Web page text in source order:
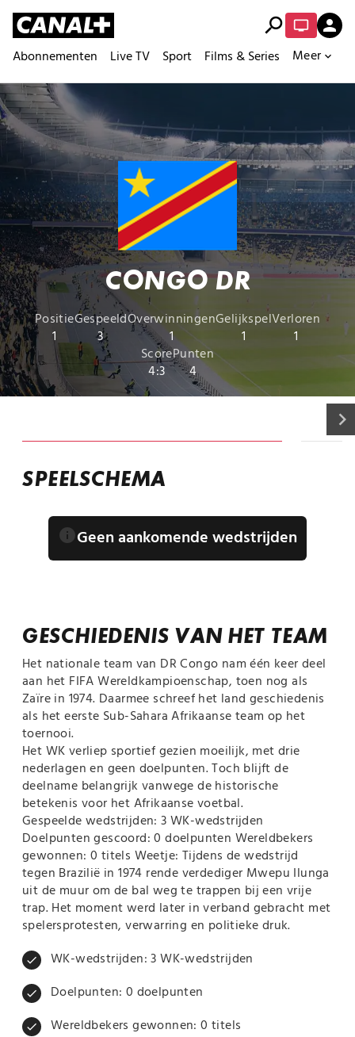
Abonnementen Live TV Sport Films & Series Meer expand_more
search person
CONGO DR
Positie
1
Gespeeld
3
Overwinningen
1
Gelijkspel
1
Verloren
1
Score
4:3
Punten
4
keyboard_arrow_right
SPEELSCHEMA
infoGeen aankomende wedstrijden
GESCHIEDENIS VAN HET TEAM
Het nationale team van DR Congo nam één keer deel
aan het FIFA Wereldkampioenschap, toen nog als
Zaïre in 1974. Daarmee schreef het land geschiedenis
als het eerste Sub-Sahara Afrikaanse team op het
toernooi.
Het WK verliep sportief gezien moeilijk, met drie
nederlagen en geen doelpunten. Toch blijft de
deelname belangrijk vanwege de historische
betekenis voor het Afrikaanse voetbal.
Gespeelde wedstrijden: 3 WK-wedstrijden
Doelpunten gescoord: 0 doelpunten Wereldbekers
gewonnen: 0 titels Weetje: Tijdens de wedstrijd
tegen Brazilië in 1974 rende verdediger Mwepu Ilunga
uit de muur om de bal weg te trappen bij een vrije
trap. Het moment werd later in verband gebracht met
spelersprotesten, verwarring en politieke druk.
check WK-wedstrijden: 3 WK-wedstrijden
check Doelpunten: 0 doelpunten
check Wereldbekers gewonnen: 0 titels